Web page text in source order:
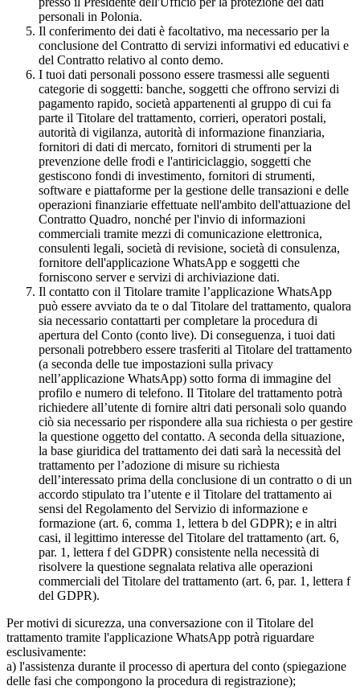
personali in Polonia.
Il conferimento dei dati è facoltativo, ma necessario per la
conclusione del Contratto di servizi informativi ed educativi e
del Contratto relativo al conto demo.
I tuoi dati personali possono essere trasmessi alle seguenti
categorie di soggetti: banche, soggetti che offrono servizi di
pagamento rapido, società appartenenti al gruppo di cui fa
parte il Titolare del trattamento, corrieri, operatori postali,
autorità di vigilanza, autorità di informazione finanziaria,
fornitori di dati di mercato, fornitori di strumenti per la
prevenzione delle frodi e l'antiriciclaggio, soggetti che
gestiscono fondi di investimento, fornitori di strumenti,
software e piattaforme per la gestione delle transazioni e delle
operazioni finanziarie effettuate nell'ambito dell'attuazione del
Contratto Quadro, nonché per l'invio di informazioni
commerciali tramite mezzi di comunicazione elettronica,
consulenti legali, società di revisione, società di consulenza,
fornitore dell'applicazione WhatsApp e soggetti che
forniscono server e servizi di archiviazione dati.
Il contatto con il Titolare tramite l’applicazione WhatsApp
può essere avviato da te o dal Titolare del trattamento, qualora
sia necessario contattarti per completare la procedura di
apertura del Conto (conto live). Di conseguenza, i tuoi dati
personali potrebbero essere trasferiti al Titolare del trattamento
(a seconda delle tue impostazioni sulla privacy
nell’applicazione WhatsApp) sotto forma di immagine del
profilo e numero di telefono. Il Titolare del trattamento potrà
richiedere all’utente di fornire altri dati personali solo quando
ciò sia necessario per rispondere alla sua richiesta o per gestire
la questione oggetto del contatto. A seconda della situazione,
la base giuridica del trattamento dei dati sarà la necessità del
trattamento per l’adozione di misure su richiesta
dell’interessato prima della conclusione di un contratto o di un
accordo stipulato tra l’utente e il Titolare del trattamento ai
sensi del Regolamento del Servizio di informazione e
formazione (art. 6, comma 1, lettera b del GDPR); e in altri
casi, il legittimo interesse del Titolare del trattamento (art. 6,
par. 1, lettera f del GDPR) consistente nella necessità di
risolvere la questione segnalata relativa alle operazioni
commerciali del Titolare del trattamento (art. 6, par. 1, lettera f
del GDPR).
Per motivi di sicurezza, una conversazione con il Titolare del
trattamento tramite l'applicazione WhatsApp potrà riguardare
esclusivamente:
a) l'assistenza durante il processo di apertura del conto (spiegazione
delle fasi che compongono la procedura di registrazione);